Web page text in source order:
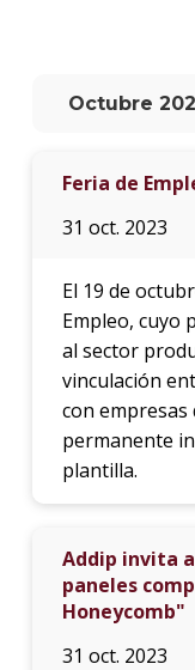
Octubre
Feria de
31 oct. 2023
El 19 de
Empleo, cuyo
al sector
vinculación
con
permanente
plantilla.
Addip invita
paneles
Honeycomb"
31 oct. 2023